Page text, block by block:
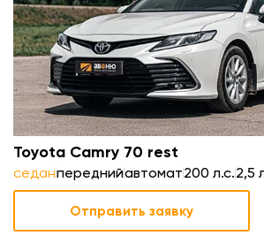
Toyota Camry 70 rest
седанпереднийавтомат200 л.с.2,5
Отправить заявку